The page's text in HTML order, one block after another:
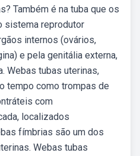
Também é na tuba que os
sistema reprodutor
internos (ovários,
e pela genitália externa,
Webas tubas uterinas,
tempo como trompas de
com
localizados
fímbrias são um dos
Webas tubas